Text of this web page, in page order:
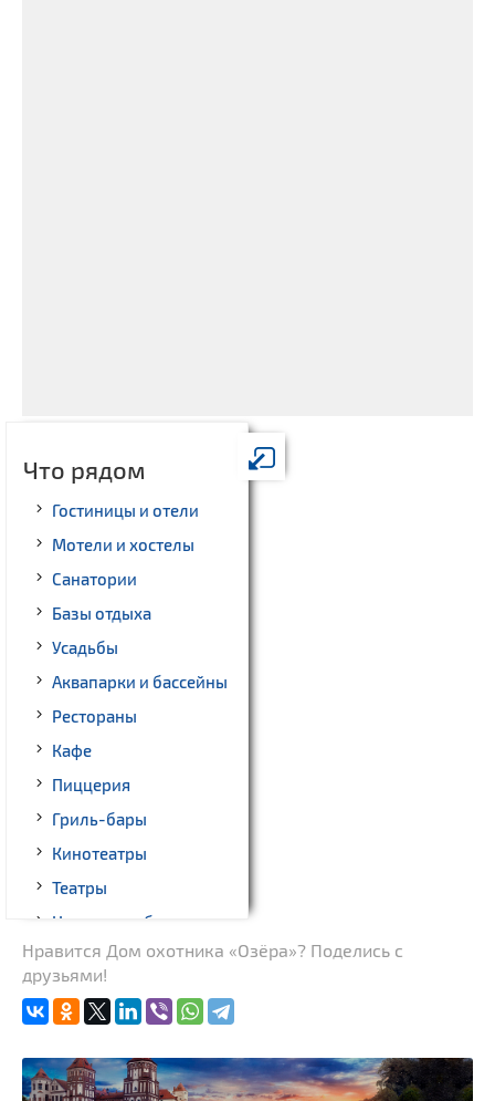
Что рядом
Гостиницы и отели
Мотели и хостелы
Санатории
Базы отдыха
Усадьбы
Аквапарки и бассейны
Рестораны
Кафе
Пиццерия
Гриль-бары
Кинотеатры
Театры
Ночные клубы
Боулинг
Казино
Торговые центры,
универмаги
Нравится Дом охотника «Озёра»? Поделись с
друзьями!